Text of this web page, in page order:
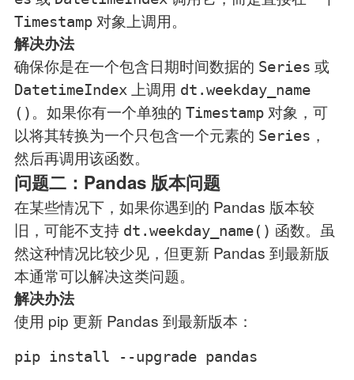
Timestamp对象上调用。
解决办法
确保你是在一个包含日期时间数据的 Series 或
DatetimeIndex 上调用 dt.weekday_name
() 。如果你有一个单独的 Timestamp对象，可
以将其转换为一个只包含一个元素的 Series ，
然后再调用该函数。
问题二：Pandas 版本问题
在某些情况下，如果你遇到的 Pandas 版本较
旧，可能不支持 dt.weekday_name() 函数。虽
然这种情况比较少见，但更新 Pandas 到最新版
本通常可以解决这类问题。
解决办法
使用 pip 更新 Pandas 到最新版本：
pip install --upgrade pandas